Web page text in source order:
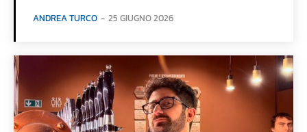
ANDREA TURCO - 25 GIUGNO 2026